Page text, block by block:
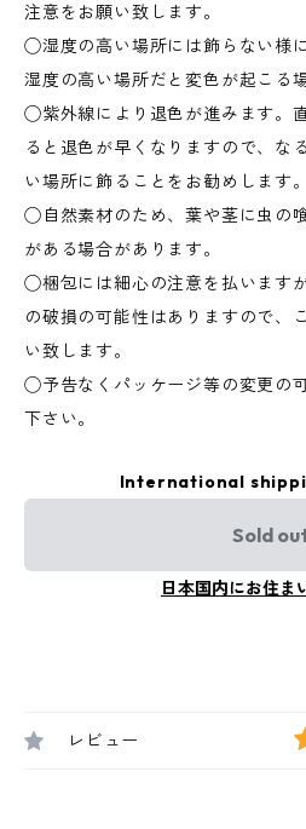
注意をお願い致します。
◯湿度の高い場所には飾らない様
湿度の高い場所だと変色が起こる
◯紫外線により退色が進みます。
ると退色が早くなりますので、な
い場所に飾ることをお勧めします。
◯自然素材のため、葉や茎に虫の
がある場合があります。
◯梱包には細心の注意を払います
の破損の可能性はありますので
い致します。
◯予告なくパッケージ等の変更の
下さい。
International
Sold
日本国内にお住ま
レビュー